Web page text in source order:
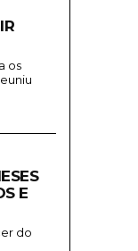
os
E
do